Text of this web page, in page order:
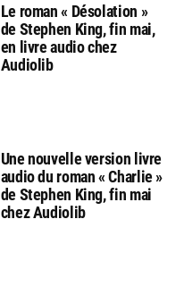
Le roman « Désolation »
de Stephen King, fin mai,
en livre audio chez
Audiolib
Une nouvelle version livre
audio du roman « Charlie »
de Stephen King, fin mai
chez Audiolib